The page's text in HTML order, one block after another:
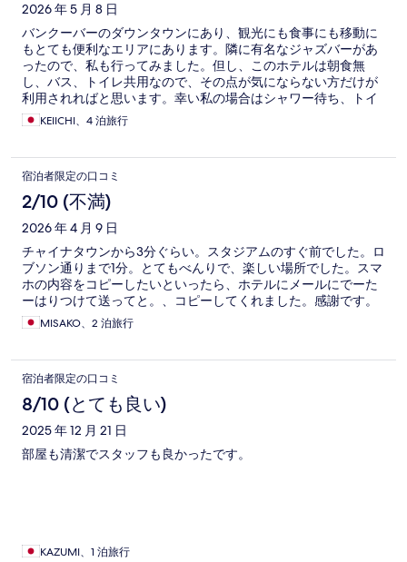
2026 年 5 月 8 日
バンクーバーのダウンタウンにあり、観光にも食事にも移動に
もとても便利なエリアにあります。隣に有名なジャズバーがあ
ったので、私も行ってみました。但し、このホテルは朝食無
し、バス、トイレ共用なので、その点が気にならない方だけが
利用されればと思います。幸い私の場合はシャワー待ち、トイ
レ待ちがなかったので、大きく問題には感じませんでした。朝
食は近くにJam cafe があり、開店前に並び、問題なく入れて、
晴れて、気持ち良く過ごせました。
KEIICHI、4 泊旅行
宿泊者限定の口コミ
2/10 (不満)
2026 年 4 月 9 日
チャイナタウンから3分ぐらい。スタジアムのすぐ前でした。ロ
ブソン通りまで1分。とてもべんりで、楽しい場所でした。スマ
ホの内容をコピーしたいといったら、ホテルにメールにでーた
ーはりつけて送ってと。、コピーしてくれました。感謝です。
MISAKO、2 泊旅行
宿泊者限定の口コミ
8/10 (とても良い)
2025 年 12 月 21 日
部屋も清潔でスタッフも良かったです。
KAZUMI、1 泊旅行